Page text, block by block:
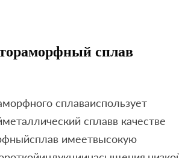
сплав
сплаваиспользует
сплавв качестве
имеетвысокую